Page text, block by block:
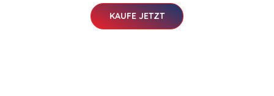
KAUFE JETZT